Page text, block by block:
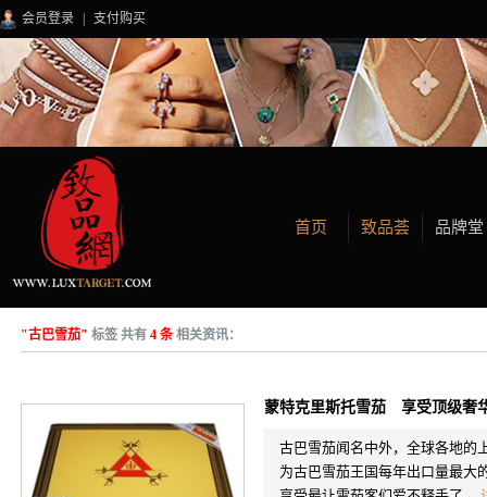
会员登录 支付购买
首页 致品荟 品牌堂
"古巴雪茄" 标签 共有 4 条相关资讯：
蒙特克里斯托雪茄 享受顶级奢
古巴雪茄闻名中外，全球各地的
为古巴雪茄王国每年出口量最大